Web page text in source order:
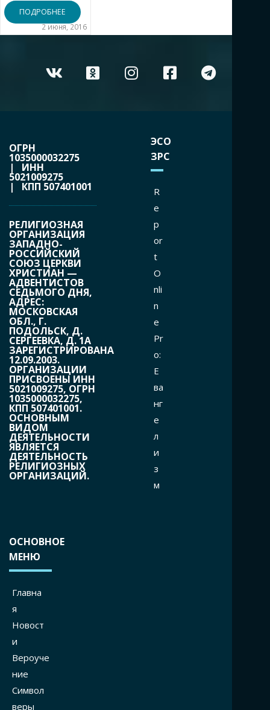
ПОДРОБНЕЕ
2 июня, 2016
ОГРН
1035000032275
| ИНН
5021009275
| КПП 507401001
РЕЛИГИОЗНАЯ
ОРГАНИЗАЦИЯ
ЗАПАДНО-
РОССИЙСКИЙ
СОЮЗ ЦЕРКВИ
ХРИСТИАН —
АДВЕНТИСТОВ
СЕДЬМОГО ДНЯ,
АДРЕС:
МОСКОВСКАЯ
ОБЛ., Г.
ПОДОЛЬСК, Д.
СЕРГЕЕВКА, Д. 1А
ЗАРЕГИСТРИРОВАНА
12.09.2003.
ОРГАНИЗАЦИИ
ПРИСВОЕНЫ ИНН
5021009275, ОГРН
1035000032275,
КПП 507401001.
ОСНОВНЫМ
ВИДОМ
ДЕЯТЕЛЬНОСТИ
ЯВЛЯЕТСЯ
ДЕЯТЕЛЬНОСТЬ
РЕЛИГИОЗНЫХ
ОРГАНИЗАЦИЙ.
ЭСО
ЗРС
R
e
p
or
t
O
nli
n
e
Pr
o:
Е
ва
нг
е
л
и
з
м
ОСНОВНОЕ
МЕНЮ
Главна
я
Новост
и
Вероуче
ние
Символ
веры